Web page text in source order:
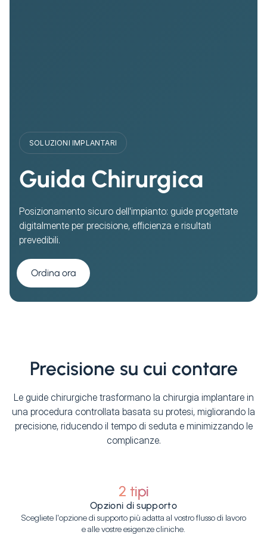
SOLUZIONI IMPLANTARI
Guida Chirurgica
Posizionamento sicuro dell'impianto: guide progettate
digitalmente per precisione, efficienza e risultati
prevedibili.
Ordina ora
Precisione su cui contare
Le guide chirurgiche trasformano la chirurgia implantare in
una procedura controllata basata su protesi, migliorando la
precisione, riducendo il tempo di seduta e minimizzando le
complicanze.
2 tipi
Opzioni di supporto
Scegliete l'opzione di supporto più adatta al vostro flusso di lavoro
e alle vostre esigenze cliniche.